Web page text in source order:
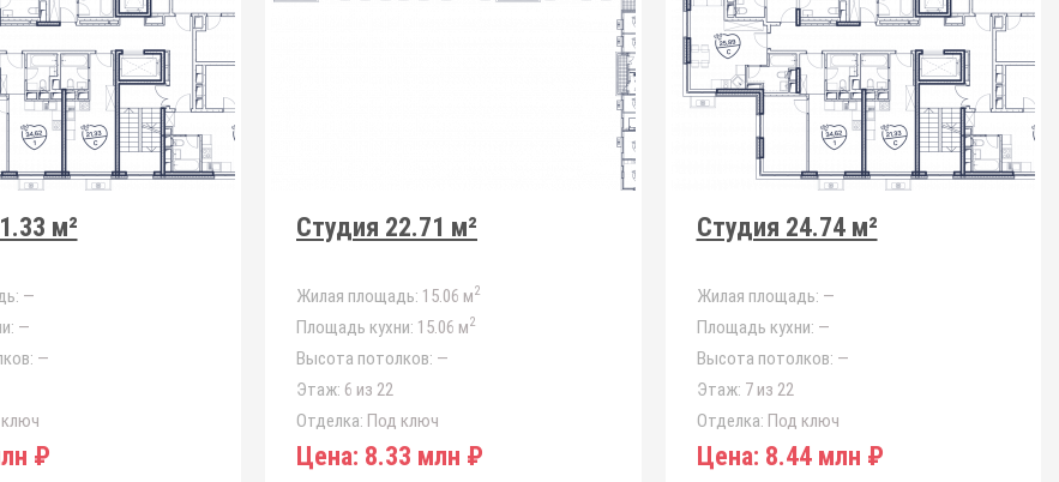
м²
—
—
—
₽
Студия 22.71 м²
Жилая площадь: 15.06 м2
Площадь кухни: 15.06 м2
Высота потолков: —
Этаж: 6 из 22
Отделка: Под ключ
Цена: 8.33 млн ₽
Студия 24.74 м²
Жилая площадь: —
Площадь кухни: —
Высота потолков: —
Этаж: 7 из 22
Отделка: Под ключ
Цена: 8.44 млн ₽